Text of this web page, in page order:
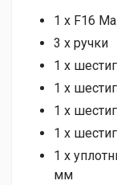
1 х F16
3 х ручки
1 х
1 х
1 х
1 х
1 х
мм